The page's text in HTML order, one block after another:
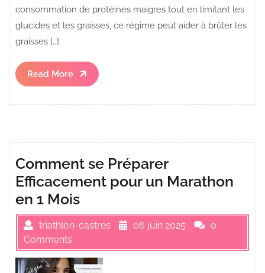
consommation de protéines maigres tout en limitant les
glucides et les graisses, ce régime peut aider à brûler les
graisses […]
Read More
Read
More
Comment se Préparer
Efficacement pour un Marathon
en 1 Mois
triathlon-castres 06 juin 2025
0
Comments